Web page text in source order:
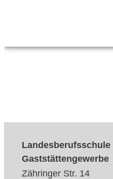
Landesberufsschule
Gaststättengewerbe
Zähringer Str. 14